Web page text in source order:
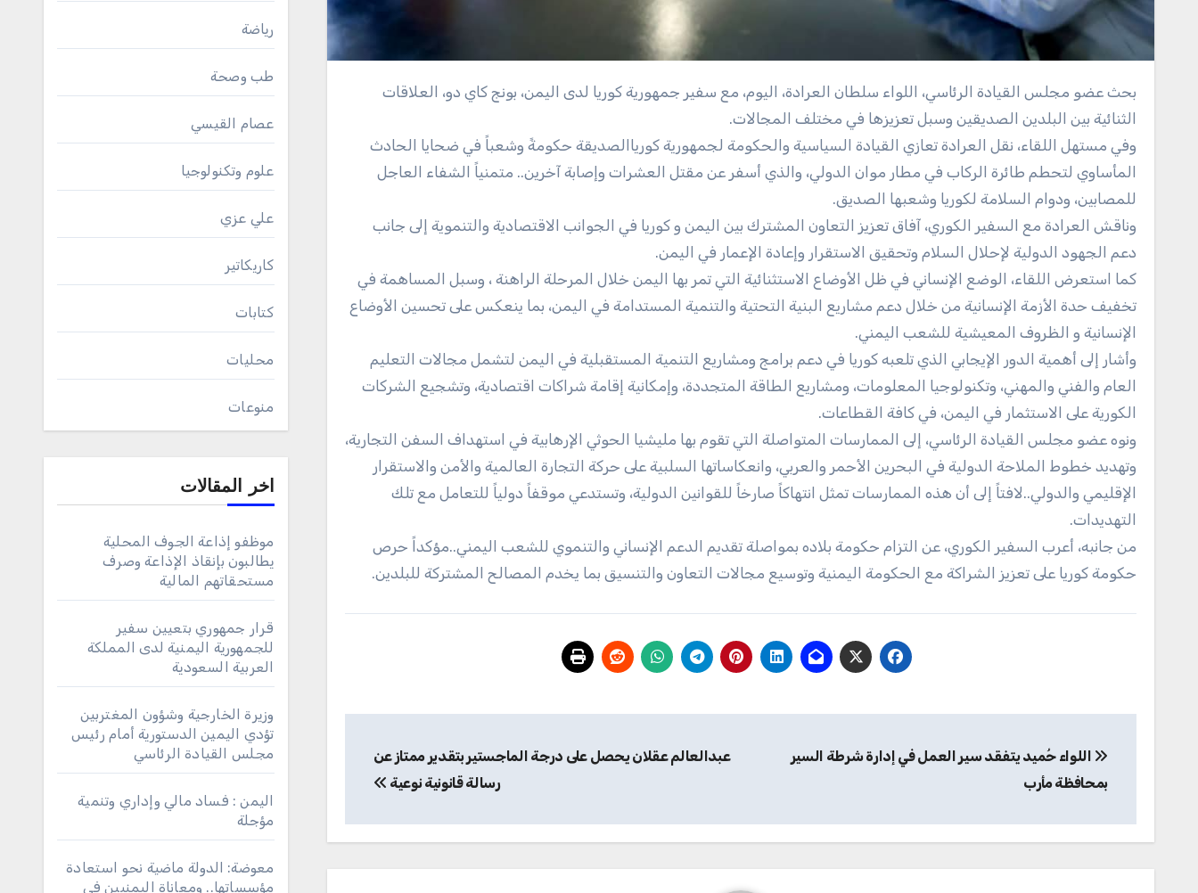
بحث عضو مجلس القيادة الرئاسي، اللواء سلطان العرادة، اليوم، مع سفير جمهورية كوريا لدى اليمن، بونج كاي دو، العلاقات
الثنائية بين البلدين الصديقين وسبل تعزيزها في مختلف المجالات.
وفي مستهل اللقاء، نقل العرادة تعازي القيادة السياسية والحكومة لجمهورية كورياالصديقة حكومةً وشعباً في ضحايا الحادث
المأساوي لتحطم طائرة الركاب في مطار موان الدولي، والذي أسفر عن مقتل العشرات وإصابة آخرين.. متمنياً الشفاء العاجل
للمصابين، ودوام السلامة لكوريا وشعبها الصديق.
وناقش العرادة مع السفير الكوري، آفاق تعزيز التعاون المشترك بين اليمن و كوريا في الجوانب الاقتصادية والتنموية إلى جانب
دعم الجهود الدولية لإحلال السلام وتحقيق الاستقرار وإعادة الإعمار في اليمن.
كما استعرض اللقاء، الوضع الإنساني في ظل الأوضاع الاستثنائية التي تمر بها اليمن خلال المرحلة الراهنة ، وسبل المساهمة في
تخفيف حدة الأزمة الإنسانية من خلال دعم مشاريع البنية التحتية والتنمية المستدامة في اليمن، بما ينعكس على تحسين الأوضاع
الإنسانية و الظروف المعيشية للشعب اليمني.
وأشار إلى أهمية الدور الإيجابي الذي تلعبه كوريا في دعم برامج ومشاريع التنمية المستقبلية في اليمن لتشمل مجالات التعليم
العام والفني والمهني، وتكنولوجيا المعلومات، ومشاريع الطاقة المتجددة، وإمكانية إقامة شراكات اقتصادية، وتشجيع الشركات
الكورية على الاستثمار في اليمن، في كافة القطاعات.
ونوه عضو مجلس القيادة الرئاسي، إلى الممارسات المتواصلة التي تقوم بها مليشيا الحوثي الإرهابية في استهداف السفن التجارية،
وتهديد خطوط الملاحة الدولية في البحرين الأحمر والعربي، وانعكاساتها السلبية على حركة التجارة العالمية والأمن والاستقرار
الإقليمي والدولي..لافتاً إلى أن هذه الممارسات تمثل انتهاكاً صارخاً للقوانين الدولية، وتستدعي موقفاً دولياً للتعامل مع تلك
التهديدات.
من جانبه، أعرب السفير الكوري، عن التزام حكومة بلاده بمواصلة تقديم الدعم الإنساني والتنموي للشعب اليمني..مؤكداً حرص
حكومة كوريا على تعزيز الشراكة مع الحكومة اليمنية وتوسيع مجالات التعاون والتنسيق بما يخدم المصالح المشتركة للبلدين.
المقالات
اللواء حُميد يتفقد سير العمل في إدارة شرطة السير
بمحافظة مأرب
عبدالعالم عقلان يحصل على درجة الماجستير بتقدير ممتاز عن
رسالة قانونية نوعية
رياضة
طب وصحة
عصام القيسي
علوم وتكنولوجيا
علي عزي
كاريكاتير
كتابات
محليات
منوعات
اخر المقالات
موظفو إذاعة الجوف المحلية
يطالبون بإنقاذ الإذاعة وصرف
مستحقاتهم المالية
قرار جمهوري بتعيين سفير
للجمهورية اليمنية لدى المملكة
العربية السعودية
وزيرة الخارجية وشؤون المغتربين
تؤدي اليمين الدستورية أمام رئيس
مجلس القيادة الرئاسي
اليمن : فساد مالي وإداري وتنمية
مؤجلة
معوضة: الدولة ماضية نحو استعادة
مؤسساتها.. ومعاناة اليمنيين في